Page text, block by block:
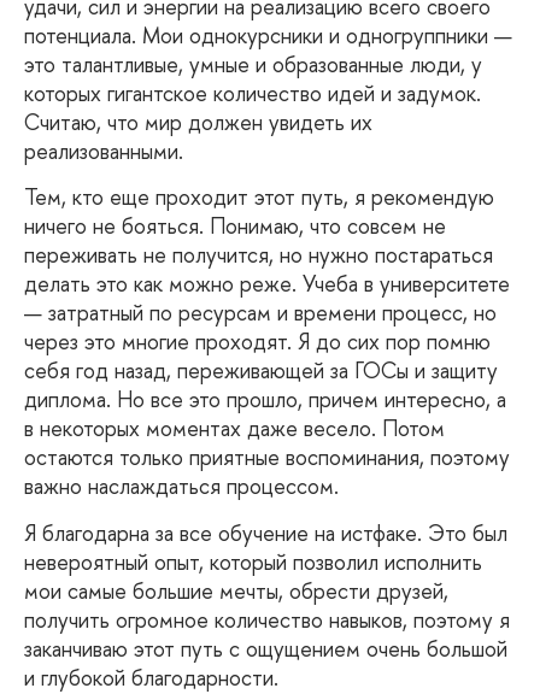
удачи, сил и энергии на реализацию всего своего
потенциала. Мои однокурсники и одногруппники —
это талантливые, умные и образованные люди, у
которых гигантское количество идей и задумок.
Считаю, что мир должен увидеть их
реализованными.
Тем, кто еще проходит этот путь, я рекомендую
ничего не бояться. Понимаю, что совсем не
переживать не получится, но нужно постараться
делать это как можно реже. Учеба в университете
— затратный по ресурсам и времени процесс, но
через это многие проходят. Я до сих пор помню
себя год назад, переживающей за ГОСы и защиту
диплома. Но все это прошло, причем интересно, а
в некоторых моментах даже весело. Потом
остаются только приятные воспоминания, поэтому
важно наслаждаться процессом.
Я благодарна за все обучение на истфаке. Это был
невероятный опыт, который позволил исполнить
мои самые большие мечты, обрести друзей,
получить огромное количество навыков, поэтому я
заканчиваю этот путь с ощущением очень большой
и глубокой благодарности.